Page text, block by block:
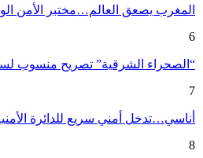
المغرب يصعق العالم…مختبر الأمن
6
“الصحراء الشرقية” تصريح منسوب
7
أناسي…تدخل أمني سريع للدائرة
8